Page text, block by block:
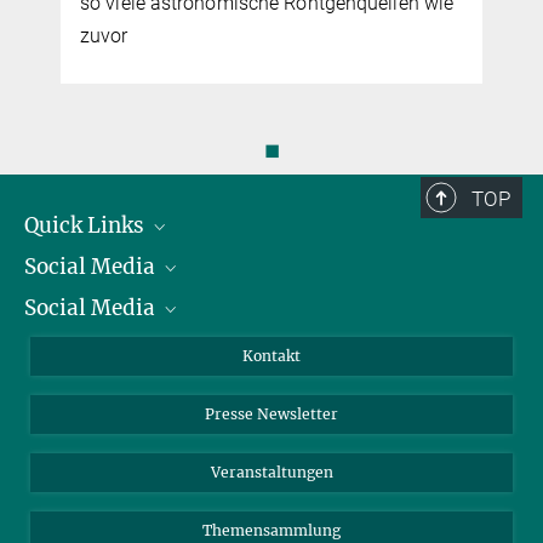
zuvor
◼
TOP
Quick Links
Präsident
Zahlen und Fakten
Social Media
Bluesky
TikTok
Social Media
Instagram
YouTube
Kontakt
Presse Newsletter
Veranstaltungen
Themensammlung